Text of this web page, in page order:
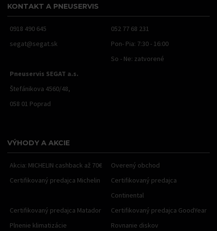
KONTAKT A PNEUSERVIS
0918 490 645
052 77 68 231
segat@segat.sk
Pon- Pia: 7:30 - 16:00
So - Ne: zatvorené
Pneuservis SEGAT a.s.
Štefánikova 4560/48,
058 01 Poprad
VÝHODY A AKCIE
Akcia: MICHELIN cashback až 70€
Overený obchod
Certifikovaný predajca Michelin
Certifikovaný predajca
Continental
Certifikovaný predajca Matador
Certifikovaný predajca GoodYear
Plnenie klimatizácie
Rovnanie diskov